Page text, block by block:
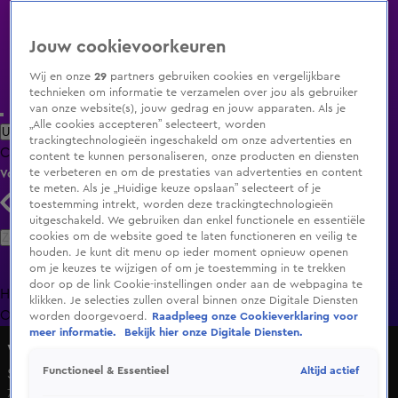
Uitzending Gemist Populaire programma's Zenders Genres
ClipsFilmsRadioSmart TV inlogShop
Volg KIJK
Zoeken
HomeUitzending Gemist Programma's De Bondgenoten
OranjezomerLivestreamsShop
Wie het laatst lacht...
Seizoen 2, aflevering 1
7 nov 2020, 20:00
Jouw cookievoorkeuren
Wij en onze29 partners gebruiken cookies en vergelijkbare
technieken om informatie te verzamelen over jou als gebruiker
van onze website(s), jouw gedrag en jouw apparaten. Als je
„Alle cookies accepteren” selecteert, worden
trackingtechnologieën ingeschakeld om onze advertenties en
content te kunnen personaliseren, onze producten en diensten
te verbeteren en om de prestaties van advertenties en content
te meten. Als je „Huidige keuze opslaan” selecteert of je
toestemming intrekt, worden deze trackingtechnologieën
uitgeschakeld. We gebruiken dan enkel functionele en essentiële
cookies om de website goed te laten functioneren en veilig te
houden. Je kunt dit menu op ieder moment opnieuw openen
om je keuzes te wijzigen of om je toestemming in te trekken
door op de link Cookie-instellingen onder aan de webpagina te
klikken. Je selecties zullen overal binnen onze Digitale Diensten
worden doorgevoerd.
Raadpleeg onze Cookieverklaring voor
meer informatie.
Bekijk hier onze Digitale Diensten.
Functioneel & Essentieel Altijd actief